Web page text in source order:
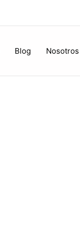
Blog Nosotros